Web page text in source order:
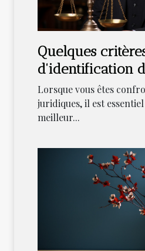
Quelques
d'identification
avocat pour ses
Lorsque vous êtes
juridiques, il est
meilleur...